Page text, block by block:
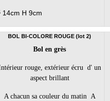
H 9cm
BOL BI-COLORE ROUGE (lot 2)
Bol en grès
rouge, extérieur écru d' un
aspect brillant
A chacun sa couleur du matin A